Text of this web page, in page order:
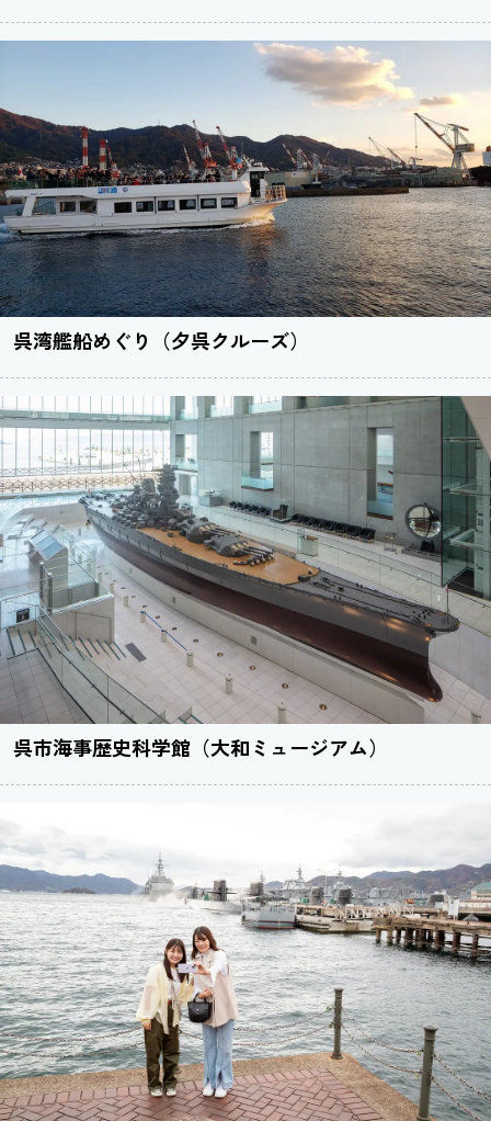
呉湾艦船めぐり（夕呉クルーズ）
呉市海事歴史科学館（大和ミュージアム）